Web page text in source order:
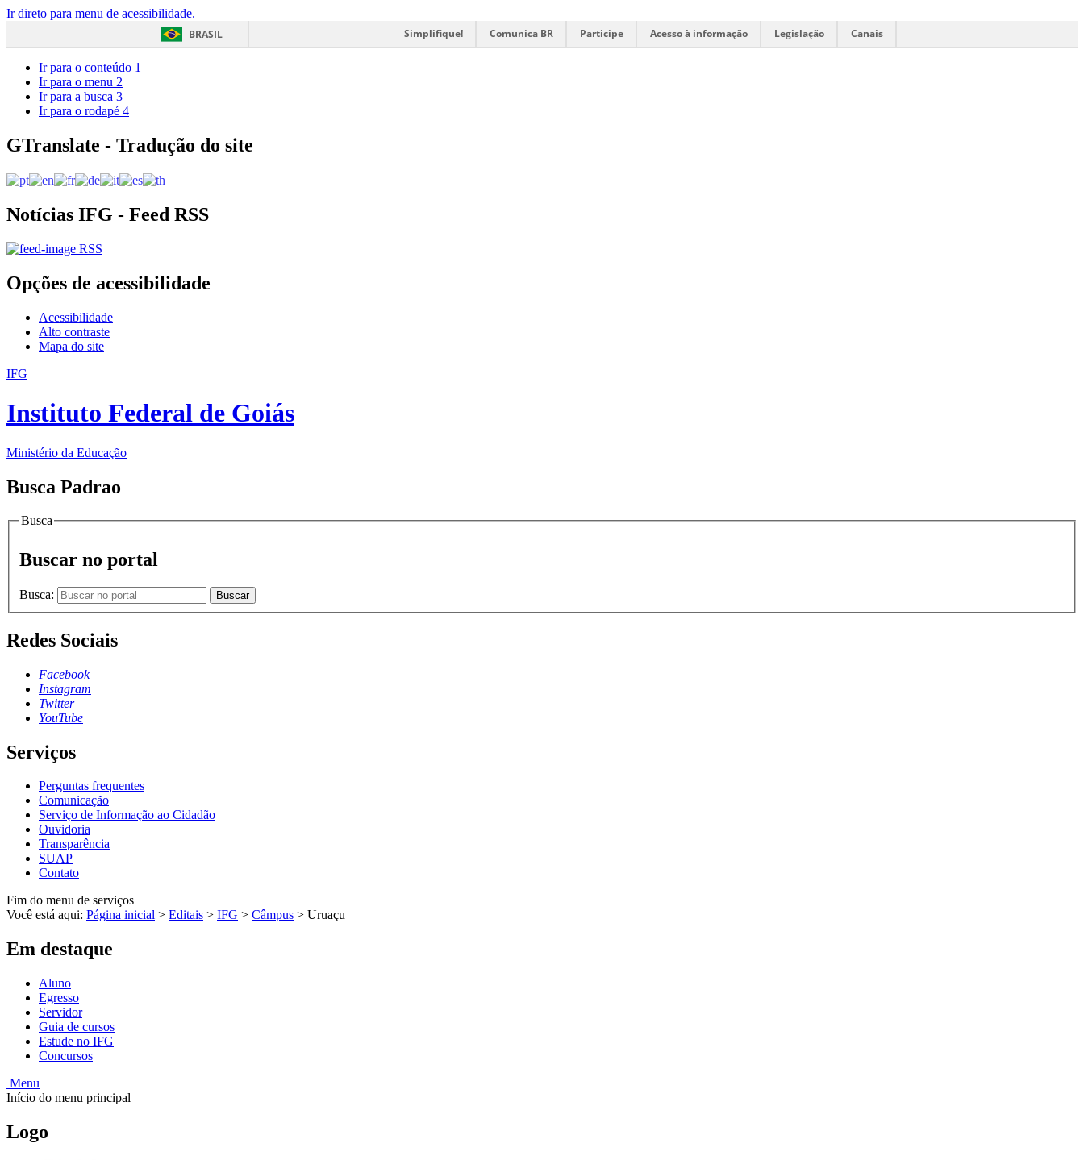
Ir direto para menu de acessibilidade.
BRASIL
Simplifique! Comunica BR Participe Acesso à informação Legislação Canais
Ir para o conteúdo 1
Ir para o menu 2
Ir para a busca 3
Ir para o rodapé 4
GTranslate - Tradução do site
Notícias IFG - Feed RSS
RSS
Opções de acessibilidade
Acessibilidade
Alto contraste
Mapa do site
IFG
Instituto Federal de Goiás
Ministério da Educação
Busca Padrao
Busca
Buscar no portal
Busca: Buscar
Redes Sociais
Facebook
Instagram
Twitter
YouTube
Serviços
Perguntas frequentes
Comunicação
Serviço de Informação ao Cidadão
Ouvidoria
Transparência
SUAP
Contato
Fim do menu de serviços
Você está aqui: Página inicial > Editais > IFG > Câmpus > Uruaçu
Em destaque
Aluno
Egresso
Servidor
Guia de cursos
Estude no IFG
Concursos
Menu
Início do menu principal
Logo